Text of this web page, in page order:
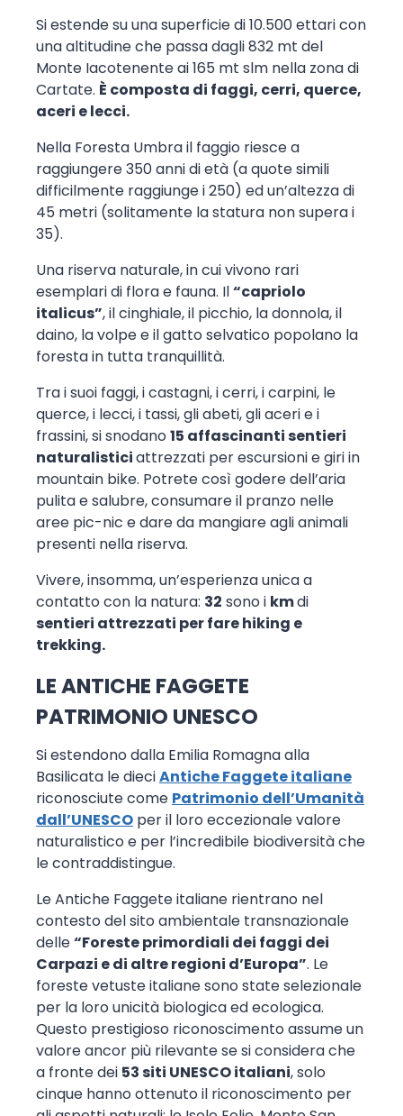
Si estende su una superficie di 10.500 ettari con
una altitudine che passa dagli 832 mt del
Monte Iacotenente ai 165 mt slm nella zona di
Cartate. È composta di faggi, cerri, querce,
aceri e lecci.
Nella Foresta Umbra il faggio riesce a
raggiungere 350 anni di età (a quote simili
difficilmente raggiunge i 250) ed un’altezza di
45 metri (solitamente la statura non supera i
35).
Una riserva naturale, in cui vivono rari
esemplari di flora e fauna. Il“capriolo
italicus”, il cinghiale, il picchio, la donnola, il
daino, la volpe e il gatto selvatico popolano la
foresta in tutta tranquillità.
Tra i suoi faggi, i castagni, i cerri, i carpini, le
querce, i lecci, i tassi, gli abeti, gli aceri e i
frassini, si snodano 15 affascinanti sentieri
naturalisticiattrezzati per escursioni e giri in
mountain bike. Potrete così godere dell’aria
pulita e salubre, consumare il pranzo nelle
aree pic-nic e dare da mangiare agli animali
presenti nella riserva.
Vivere, insomma, un’esperienza unica a
contatto con la natura: 32 sono i kmdi
sentieri attrezzati per fare hiking e
trekking.
LE ANTICHE FAGGETE
PATRIMONIO UNESCO
Si estendono dalla Emilia Romagna alla
Basilicata le dieciAntiche Faggete italiane
riconosciute come Patrimonio dell’Umanità
dall’UNESCO per il loro eccezionale valore
naturalistico e per l’incredibile biodiversità che
le contraddistingue.
Le Antiche Faggete italiane rientrano nel
contesto del sito ambientale transnazionale
delle“Foreste primordiali dei faggi dei
Carpazi e di altre regioni d’Europa”. Le
foreste vetuste italiane sono state selezionale
per la loro unicità biologica ed ecologica.
Questo prestigioso riconoscimento assume un
valore ancor più rilevante se si considera che
a fronte dei 53 siti UNESCO italiani, solo
cinque hanno ottenuto il riconoscimento per